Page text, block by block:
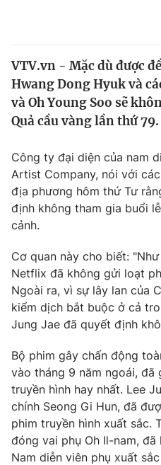
Thế giới
Tin tức
Thế giới đó đây
Câu chuyện quốc tế
Kinh tế
Thị trường
Góc doanh nghiệp
Dữ liệu và đời sống
Truyền hình
Phim VTV
Hậu trường
Nhân vật
Khán giả
Giải trí
Điện ảnh
Âm nhạc
Sao
Đời sống
Du lịch
Làm đẹp
Chất lượng cuộc sống
Giáo dục
Học trực tuyến
Công nghệ
Hitech Công nghệ tương lai
Sản phẩm
Thị trường
Giao lưu trực tuyến
Lịch phát sóng
VTV.vn - Mặc dù được
Hwang Dong Hyuk và
và Oh Young Soo sẽ
Quả cầu vàng lần thứ 79.
Công ty đại diện của nam
Artist Company, nói với
địa phương hôm thứ Tư
định không tham gia buổi
cảnh.
Cơ quan này cho biết:
Netflix đã không gửi loạt
Ngoài ra, vì sự lây lan của
kiểm dịch bắt buộc ở cả
Jung Jae đã quyết định
Bộ phim gây chấn động
vào tháng 9 năm ngoái, đã
truyền hình hay nhất. Lee
chính Seong Gi Hun, đã
phim truyền hình xuất sắc.
đóng vai phụ Oh Il-nam,
Nam diễn viên phụ xuất